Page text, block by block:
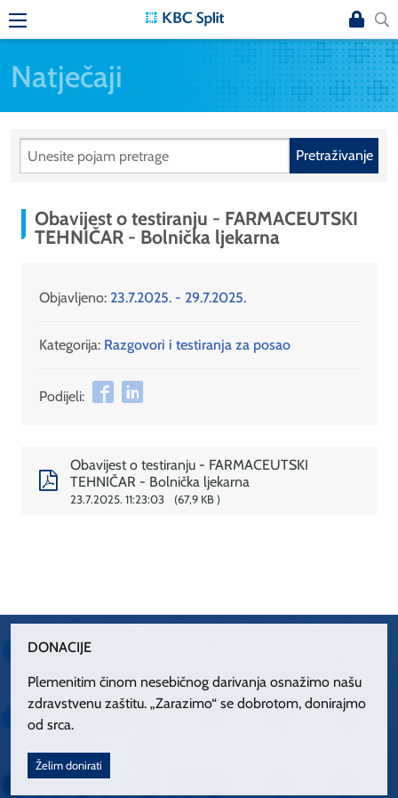
Natječaji
Pretraživanje
Obavijest o testiranju - FARMACEUTSKI
TEHNIČAR - Bolnička ljekarna
Objavljeno: 23.7.2025. - 29.7.2025.
Kategorija: Razgovori i testiranja za posao
Podijeli:
Obavijest o testiranju - FARMACEUTSKI
TEHNIČAR - Bolnička ljekarna
23.7.2025. 11:23:03 67,9 KB
DONACIJE
Plemenitim činom nesebičnog darivanja osnažimo našu
zdravstvenu zaštitu. „Zarazimo“ se dobrotom, donirajmo
od srca.
Želim donirati